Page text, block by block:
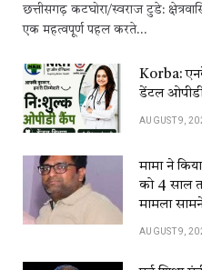
छत्तीसगढ़ कटघोरा/स्वराज टुडे:
एक महत्वपूर्ण पहल करते…
Korba:
डेंटल
AUGUST 9,
मामा ने
को 4 साल
मामला
AUGUST 9,